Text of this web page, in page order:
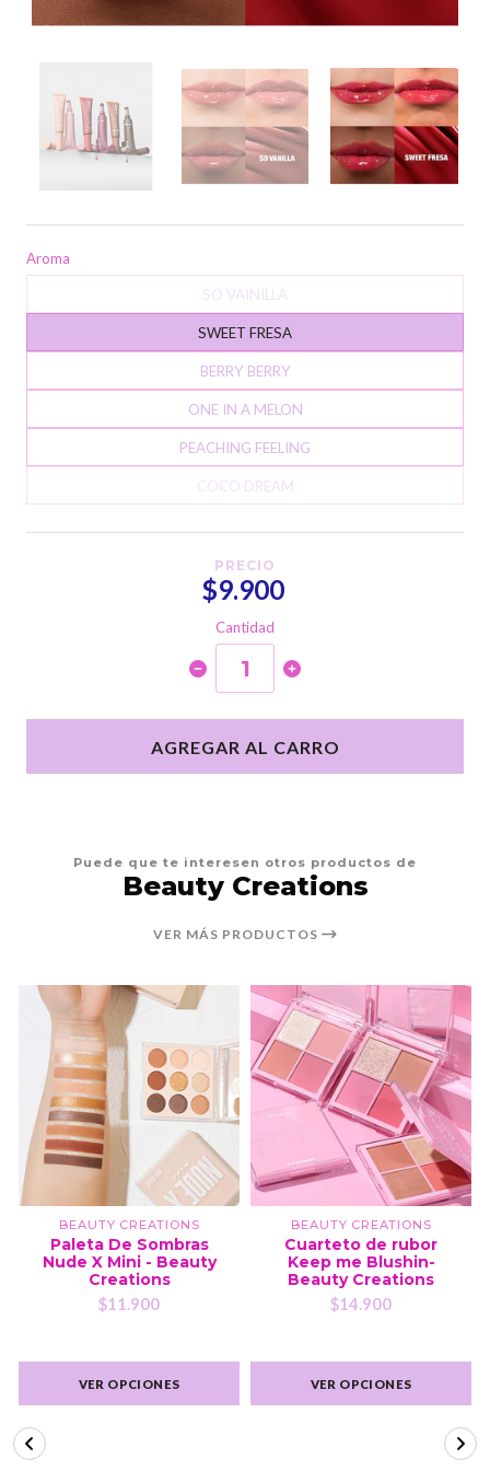
Aroma
SO VAINILLA
SWEET FRESA
BERRY BERRY
ONE IN A MELON
PEACHING FEELING
COCO DREAM
PRECIO
$9.900
Cantidad
AGREGAR AL CARRO
Puede que te interesen otros productos de
Beauty Creations
VER MÁS PRODUCTOS
BEAUTY CREATIONS
Paleta De Sombras
Nude X Mini - Beauty
Creations
$11.900
VER OPCIONES
BEAUTY CREATIONS
Cuarteto de rubor
Keep me Blushin-
Beauty Creations
$14.900
VER OPCIONES